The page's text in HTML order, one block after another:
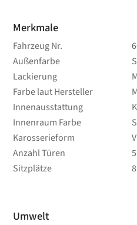
Merkmale
Fahrzeug Nr.
Außenfarbe
Lackierung
Farbe laut Hersteller
Innenausstattung
Innenraum Farbe
Karosserieform
Anzahl Türen
5
Sitzplätze
8
Umwelt